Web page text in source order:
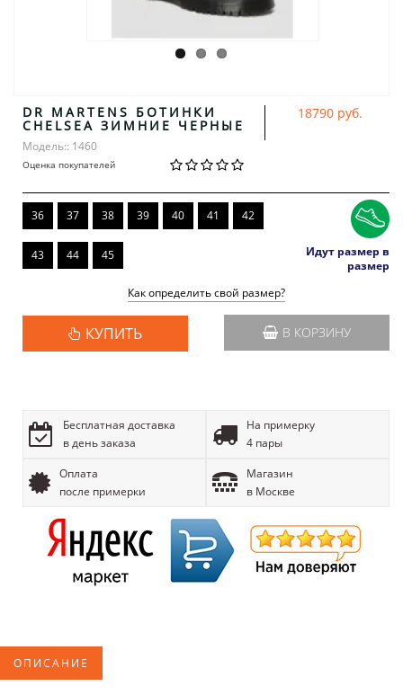
DR MARTENS БОТИНКИ
CHELSEA ЗИМНИЕ ЧЕРНЫЕ
Модель:: 1460
Оценка покупателей
18790 руб.
36 37 38 39 40 41 42
43 44 45
Идут размер в
размер
Как определить свой размер?
КУПИТЬ В КОРЗИНУ
Бесплатная доставка
в день заказа
На примерку
4 пары
Оплата
после примерки
Магазин
в Москве
ОПИСАНИЕ